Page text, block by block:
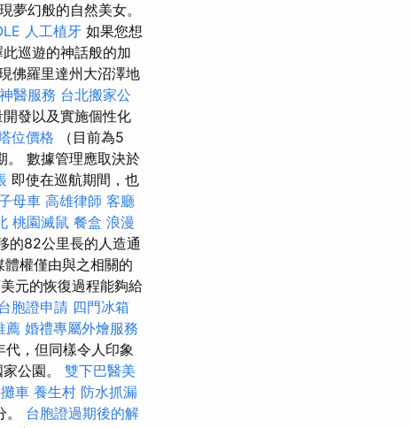
夢幻般的自然美女。
人工植牙 如果您想
巡遊的神話般的加
佛羅里達州大沼澤地
醫服務 台北搬家公
發以及實施個性化
位價格 （目前為5
。 數據管理應取決於
即使在巡航期間，也
母車 高雄律師 客廳
桃園滅鼠 餐盒 浪漫
的82公里長的人造通
權僅由與之相關的
元的恢復過程能夠給
胞證申請 四門冰箱
薦 婚禮專屬外燴服務
，但同樣令人印象
公園。 雙下巴醫美
車 養生村 防水抓漏
台胞證過期後的解